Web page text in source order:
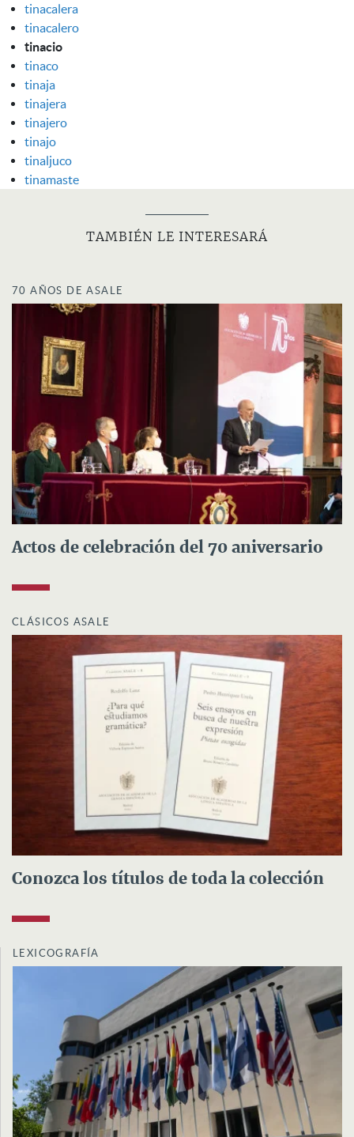
tinacalera
tinacalero
tinacio
tinaco
tinaja
tinajera
tinajero
tinajo
tinaljuco
tinamaste
TAMBIÉN LE INTERESARÁ
70 AÑOS DE ASALE
Actos de celebración del 70 aniversario
CLÁSICOS ASALE
Conozca los títulos de toda la colección
LEXICOGRAFÍA